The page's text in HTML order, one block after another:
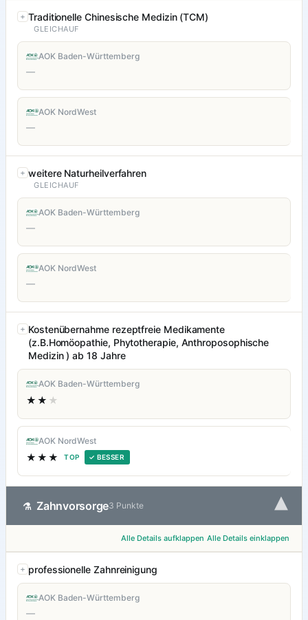
Traditionelle Chinesische Medizin (TCM)
GLEICHAUF
AOK Baden-Württemberg
—
AOK NordWest
—
weitere Naturheilverfahren
GLEICHAUF
AOK Baden-Württemberg
—
AOK NordWest
—
Kostenübernahme rezeptfreie Medikamente
(z.B.Homöopathie, Phytotherapie, Anthroposophische
Medizin ) ab 18 Jahre
AOK Baden-Württemberg
★★ ★
AOK NordWest
★★★ TOP ✓ BESSER
⚗ Zahnvorsorge3 Punkte ▾
Alle Details aufklappen Alle Details einklappen
professionelle Zahnreinigung
AOK Baden-Württemberg
—